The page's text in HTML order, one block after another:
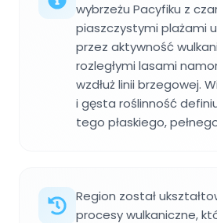
wybrzeżu Pacyfiku z
piaszczystymi plażami
przez aktywność
rozległymi lasami
wzdłuż linii brzegowej.
i gęsta roślinność
tego płaskiego,
Region został
procesy wulkaniczne,